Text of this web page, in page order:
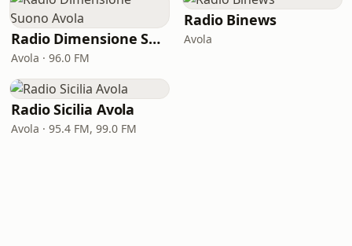
Radio Dimensione Suono Avola
Avola · 96.0 FM
Radio Binews
Avola
Radio Sicilia Avola
Avola · 95.4 FM, 99.0 FM